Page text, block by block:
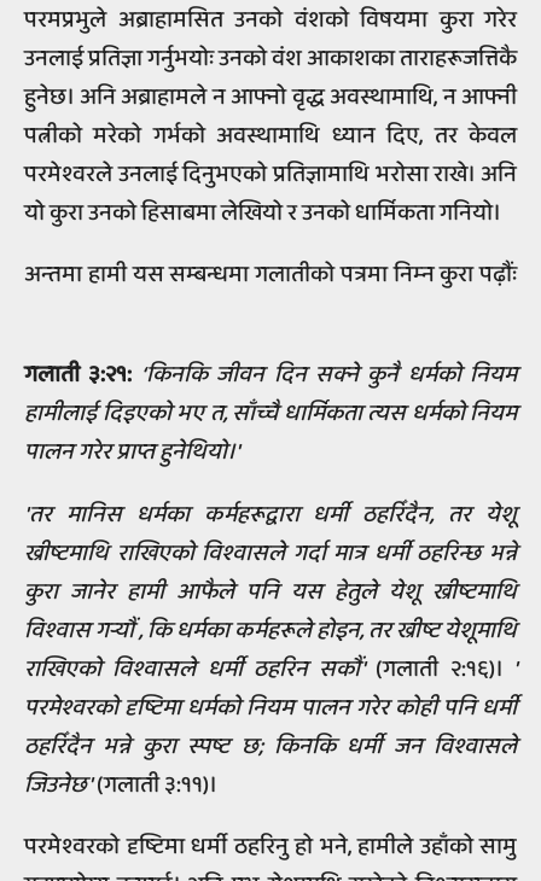
परमप्रभुले अब्राहामसित उनको वंशको विषयमा कुरा गरेर
उनलाई प्रतिज्ञा गर्नुभयोः उनको वंश आकाशका ताराहरूजत्तिकै
हुनेछ। अनि अब्राहामले न आफ्नो वृद्ध अवस्थामाथि, न आफ्नी
पत्नीको मरेको गर्भको अवस्थामाथि ध्यान दिए, तर केवल
परमेश्वरले उनलाई दिनुभएको प्रतिज्ञामाथि भरोसा राखे। अनि
यो कुरा उनको हिसाबमा लेखियो र उनको धार्मिकता गनियो।
अन्तमा हामी यस सम्बन्धमा गलातीको पत्रमा निम्‍न कुरा पढ़ौंः
गलाती ३:२१: ‘किनकि जीवन दिन सक्ने कुनै धर्मको नियम
हामीलाई दिइएको भए त, साँच्चै धार्मिकता त्यस धर्मको नियम
पालन गरेर प्राप्त हुनेथियो।'
'तर मानिस धर्मका कर्महरूद्वारा धर्मी ठहरिँदैन, तर येशू
ख्रीष्टमाथि राखिएको विश्वासले गर्दा मात्र धर्मी ठहरिन्छ भन्ने
कुरा जानेर हामी आफैले पनि यस हेतुले येशू ख्रीष्टमाथि
विश्वास गर्‍यौं , कि धर्मका कर्महरूले होइन, तर ख्रीष्ट येशूमाथि
राखिएको विश्वासले धर्मी ठहरिन सकौं'(गलाती २:१६)। '
परमेश्वरको दृष्टिमा धर्मको नियम पालन गरेर कोही पनि धर्मी
ठहरिँदैन भन्ने कुरा स्पष्ट छ; किनकि धर्मी जन विश्वासले
जिउनेछ'(गलाती ३:११)।
परमेश्वरको दृष्टिमा धर्मी ठहरिनु हो भने, हामीले उहाँको सामु